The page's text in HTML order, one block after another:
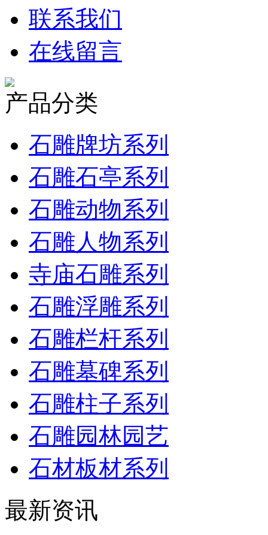
联系我们
在线留言
产品分类
石雕牌坊系列
石雕石亭系列
石雕动物系列
石雕人物系列
寺庙石雕系列
石雕浮雕系列
石雕栏杆系列
石雕墓碑系列
石雕柱子系列
石雕园林园艺
石材板材系列
最新资讯